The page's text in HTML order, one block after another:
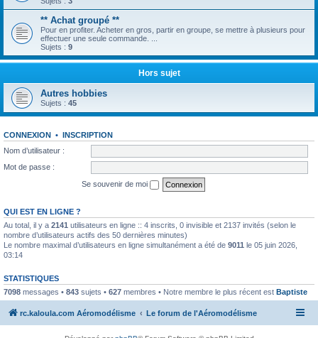
** Achat groupé **
Pour en profiter. Acheter en gros, partir en groupe, se mettre à plusieurs pour
effectuer une seule commande. ...
Sujets : 9
Hors sujet
Autres hobbies
Sujets : 45
CONNEXION • INSCRIPTION
Nom d’utilisateur :
Mot de passe :
Se souvenir de moi
QUI EST EN LIGNE ?
Au total, il y a 2141 utilisateurs en ligne :: 4 inscrits, 0 invisible et 2137 invités (selon le
nombre d’utilisateurs actifs des 50 dernières minutes)
Le nombre maximal d’utilisateurs en ligne simultanément a été de 9011 le 05 juin 2026,
03:14
STATISTIQUES
7098 messages • 843 sujets • 627 membres • Notre membre le plus récent est Baptiste
rc.kaloula.com Aéromodélisme Le forum de l'Aéromodélisme